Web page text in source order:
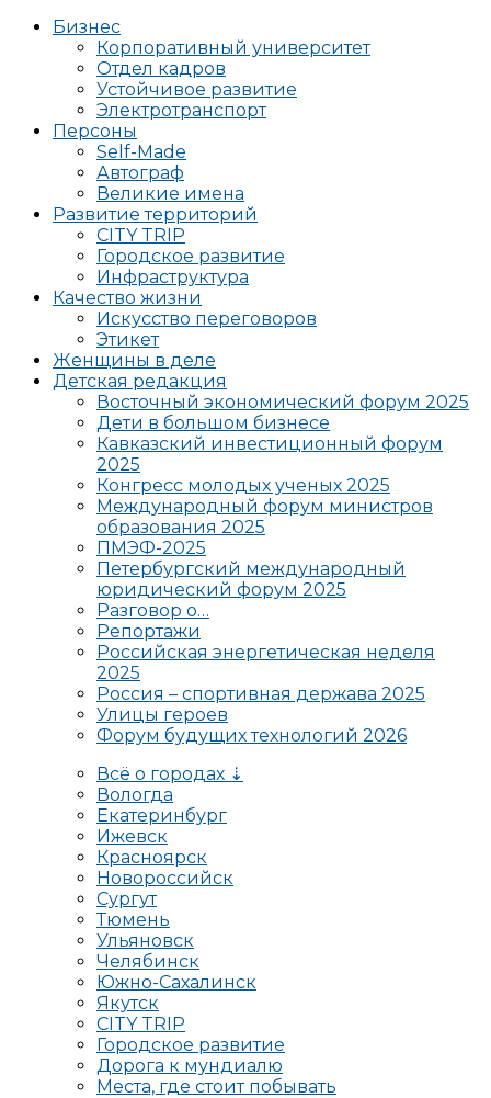
Бизнес
Корпоративный университет
Отдел кадров
Устойчивое развитие
Электротранспорт
Персоны
Self-Made
Автограф
Великие имена
Развитие территорий
CITY TRIP
Городское развитие
Инфраструктура
Качество жизни
Искусство переговоров
Этикет
Женщины в деле
Детская редакция
Восточный экономический форум 2025
Дети в большом бизнесе
Кавказский инвестиционный форум
2025
Конгресс молодых ученых 2025
Международный форум министров
образования 2025
ПМЭФ-2025
Петербургский международный
юридический форум 2025
Разговор о…
Репортажи
Российская энергетическая неделя
2025
Россия – спортивная держава 2025
Улицы героев
Форум будущих технологий 2026
Всё о городах ⇣
Вологда
Екатеринбург
Ижевск
Красноярск
Новороссийск
Сургут
Тюмень
Ульяновск
Челябинск
Южно-Сахалинск
Якутск
CITY TRIP
Городское развитие
Дорога к мундиалю
Места, где стоит побывать